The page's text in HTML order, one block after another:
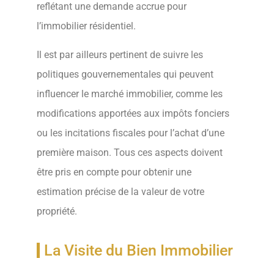
reflétant une demande accrue pour
l’immobilier résidentiel.
Il est par ailleurs pertinent de suivre les
politiques gouvernementales qui peuvent
influencer le marché immobilier, comme les
modifications apportées aux impôts fonciers
ou les incitations fiscales pour l’achat d’une
première maison. Tous ces aspects doivent
être pris en compte pour obtenir une
estimation précise de la valeur de votre
propriété.
La Visite du Bien Immobilier